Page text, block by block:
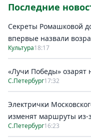
Последние
Секреты Ромашковой
впервые назвали
Культура18:17
«Лучи Победы» озарят
С.Петербург17:32
Электрички
изменят маршруты из-
С.Петербург16:23